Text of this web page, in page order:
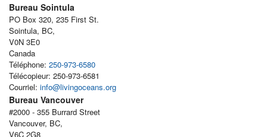
Bureau Sointula
PO Box 320, 235 First St.
Sointula, BC,
V0N 3E0
Canada
Téléphone: 250-973-6580
Télécopieur: 250-973-6581
Courriel: info@livingoceans.org
Bureau Vancouver
#2000 - 355 Burrard Street
Vancouver, BC,
V6C 2G8